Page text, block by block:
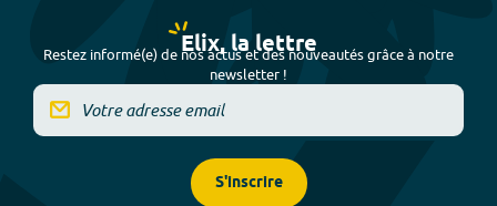
Elix, la lettre
Restez informé(e) de nos actus et des nouveautés grâce à notre
newsletter !
S'inscrire